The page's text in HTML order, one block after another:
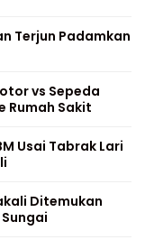
Terjun Padamkan
vs Sepeda
Rumah Sakit
Usai Tabrak Lari
Ditemukan